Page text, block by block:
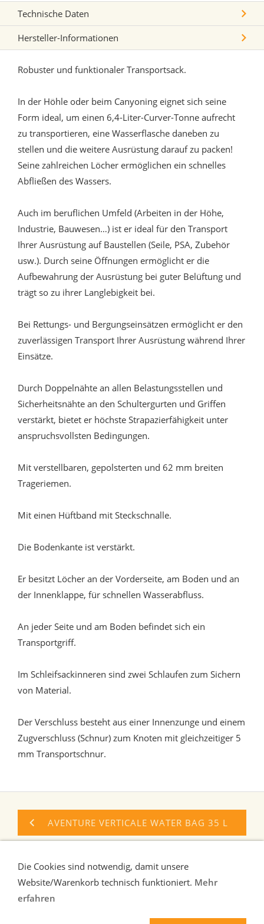
Technische Daten
Hersteller-Informationen
Robuster und funktionaler Transportsack.
In der Höhle oder beim Canyoning eignet sich seine
Form ideal, um einen 6,4-Liter-Curver-Tonne aufrecht
zu transportieren, eine Wasserflasche daneben zu
stellen und die weitere Ausrüstung darauf zu packen!
Seine zahlreichen Löcher ermöglichen ein schnelles
Abfließen des Wassers.
Auch im beruflichen Umfeld (Arbeiten in der Höhe,
Industrie, Bauwesen…) ist er ideal für den Transport
Ihrer Ausrüstung auf Baustellen (Seile, PSA, Zubehör
usw.). Durch seine Öffnungen ermöglicht er die
Aufbewahrung der Ausrüstung bei guter Belüftung und
trägt so zu ihrer Langlebigkeit bei.
Bei Rettungs- und Bergungseinsätzen ermöglicht er den
zuverlässigen Transport Ihrer Ausrüstung während Ihrer
Einsätze.
Durch Doppelnähte an allen Belastungsstellen und
Sicherheitsnähte an den Schultergurten und Griffen
verstärkt, bietet er höchste Strapazierfähigkeit unter
anspruchsvollsten Bedingungen.
Mit verstellbaren, gepolsterten und 62 mm breiten
Trageriemen.
Mit einen Hüftband mit Steckschnalle.
Die Bodenkante ist verstärkt.
Er besitzt Löcher an der Vorderseite, am Boden und an
der Innenklappe, für schnellen Wasserabfluss.
An jeder Seite und am Boden befindet sich ein
Transportgriff.
Im Schleifsackinneren sind zwei Schlaufen zum Sichern
von Material.
Der Verschluss besteht aus einer Innenzunge und einem
Zugverschluss (Schnur) zum Knoten mit gleichzeitiger 5
mm Transportschnur.
AVENTURE VERTICALE WATER BAG 35 L
AGB Widerrufsrecht
Die Cookies sind notwendig, damit unsere
Website/Warenkorb technisch funktioniert. Mehr
erfahren